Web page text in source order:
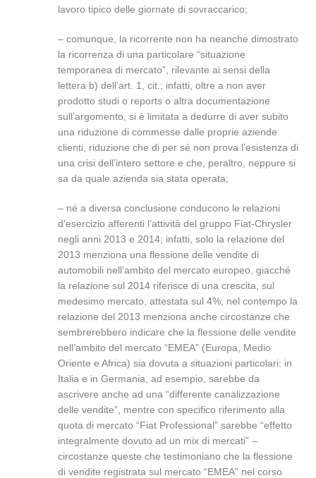
lavoro tipico delle giornate di sovraccarico;
– comunque, la ricorrente non ha neanche dimostrato
la ricorrenza di una particolare “situazione
temporanea di mercato”, rilevante ai sensi della
lettera b) dell’art. 1, cit.; infatti, oltre a non aver
prodotto studi o reports o altra documentazione
sull’argomento, si è limitata a dedurre di aver subito
una riduzione di commesse dalle proprie aziende
clienti, riduzione che di per sé non prova l’esistenza di
una crisi dell’intero settore e che, peraltro, neppure si
sa da quale azienda sia stata operata;
– né a diversa conclusione conducono le relazioni
d’esercizio afferenti l’attività del gruppo Fiat-Chrysler
negli anni 2013 e 2014; infatti, solo la relazione del
2013 menziona una flessione delle vendite di
automobili nell’ambito del mercato europeo, giacché
la relazione sul 2014 riferisce di una crescita, sul
medesimo mercato, attestata sul 4%; nel contempo la
relazione del 2013 menziona anche circostanze che
sembrerebbero indicare che la flessione delle vendite
nell’ambito del mercato “EMEA” (Europa, Medio
Oriente e Africa) sia dovuta a situazioni particolari: in
Italia e in Germania, ad esempio, sarebbe da
ascrivere anche ad una “differente canalizzazione
delle vendite”, mentre con specifico riferimento alla
quota di mercato “Fiat Professional” sarebbe “effetto
integralmente dovuto ad un mix di mercati” –
circostanze queste che testimoniano che la flessione
di vendite registrata sul mercato “EMEA” nel corso